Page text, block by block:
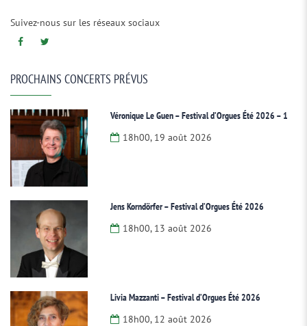
Suivez-nous sur les réseaux sociaux
PROCHAINS CONCERTS PRÉVUS
Véronique Le Guen – Festival d’Orgues Été 2026 – 1
18h00, 19 août 2026
Jens Korndörfer – Festival d’Orgues Été 2026
18h00, 13 août 2026
Livia Mazzanti – Festival d’Orgues Été 2026
18h00, 12 août 2026